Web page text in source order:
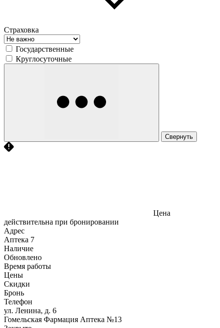
Страховка
Государственные
Круглосуточные
Свернуть
Цена
действительна при бронировании
Адрес
Аптека 7
Наличие
Обновлено
Время работы
Цены
Скидки
Бронь
Телефон
ул. Ленина, д. 6
Гомельская Фармация Аптека №13